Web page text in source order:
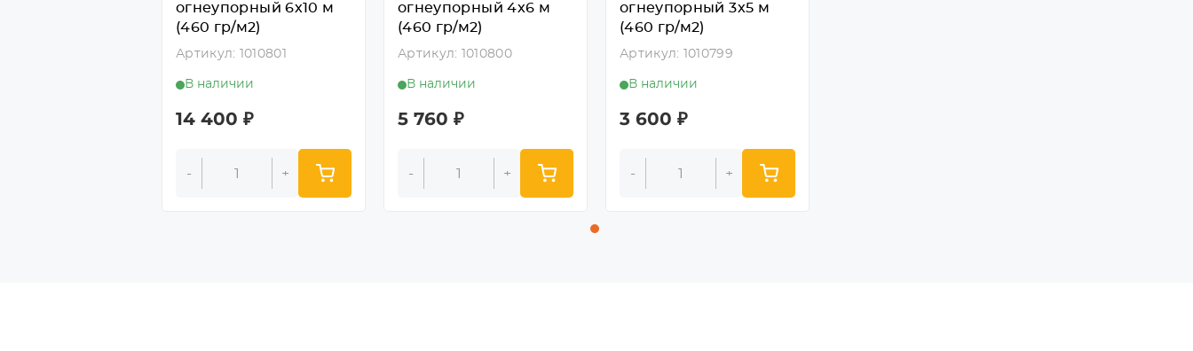
огнеупорный 6х10 м
(460 гр/м2)
Артикул: 1010801
В наличии
14 400 ₽
- +
огнеупорный 4х6 м
(460 гр/м2)
Артикул: 1010800
В наличии
5 760 ₽
- +
огнеупорный 3х5 м
(460 гр/м2)
Артикул: 1010799
В наличии
3 600 ₽
- +